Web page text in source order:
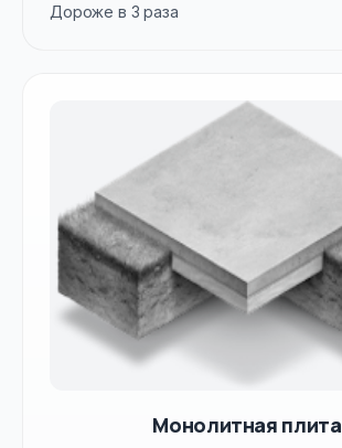
Дороже в 3 раза
Монолитная плита